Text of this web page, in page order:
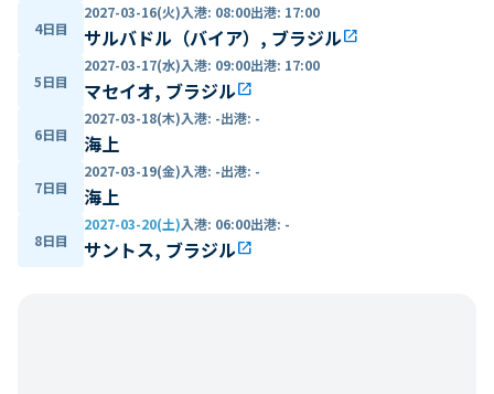
4日目
2027-03-16(火)入港: 08:00出港: 17:00
サルバドル（バイア）, ブラジルopen_in_new
5日目
2027-03-17(水)入港: 09:00出港: 17:00
マセイオ, ブラジルopen_in_new
6日目
2027-03-18(木)入港: -出港: -
海上
7日目
2027-03-19(金)入港: -出港: -
海上
8日目
2027-03-20(土)入港: 06:00出港: -
サントス, ブラジルopen_in_new